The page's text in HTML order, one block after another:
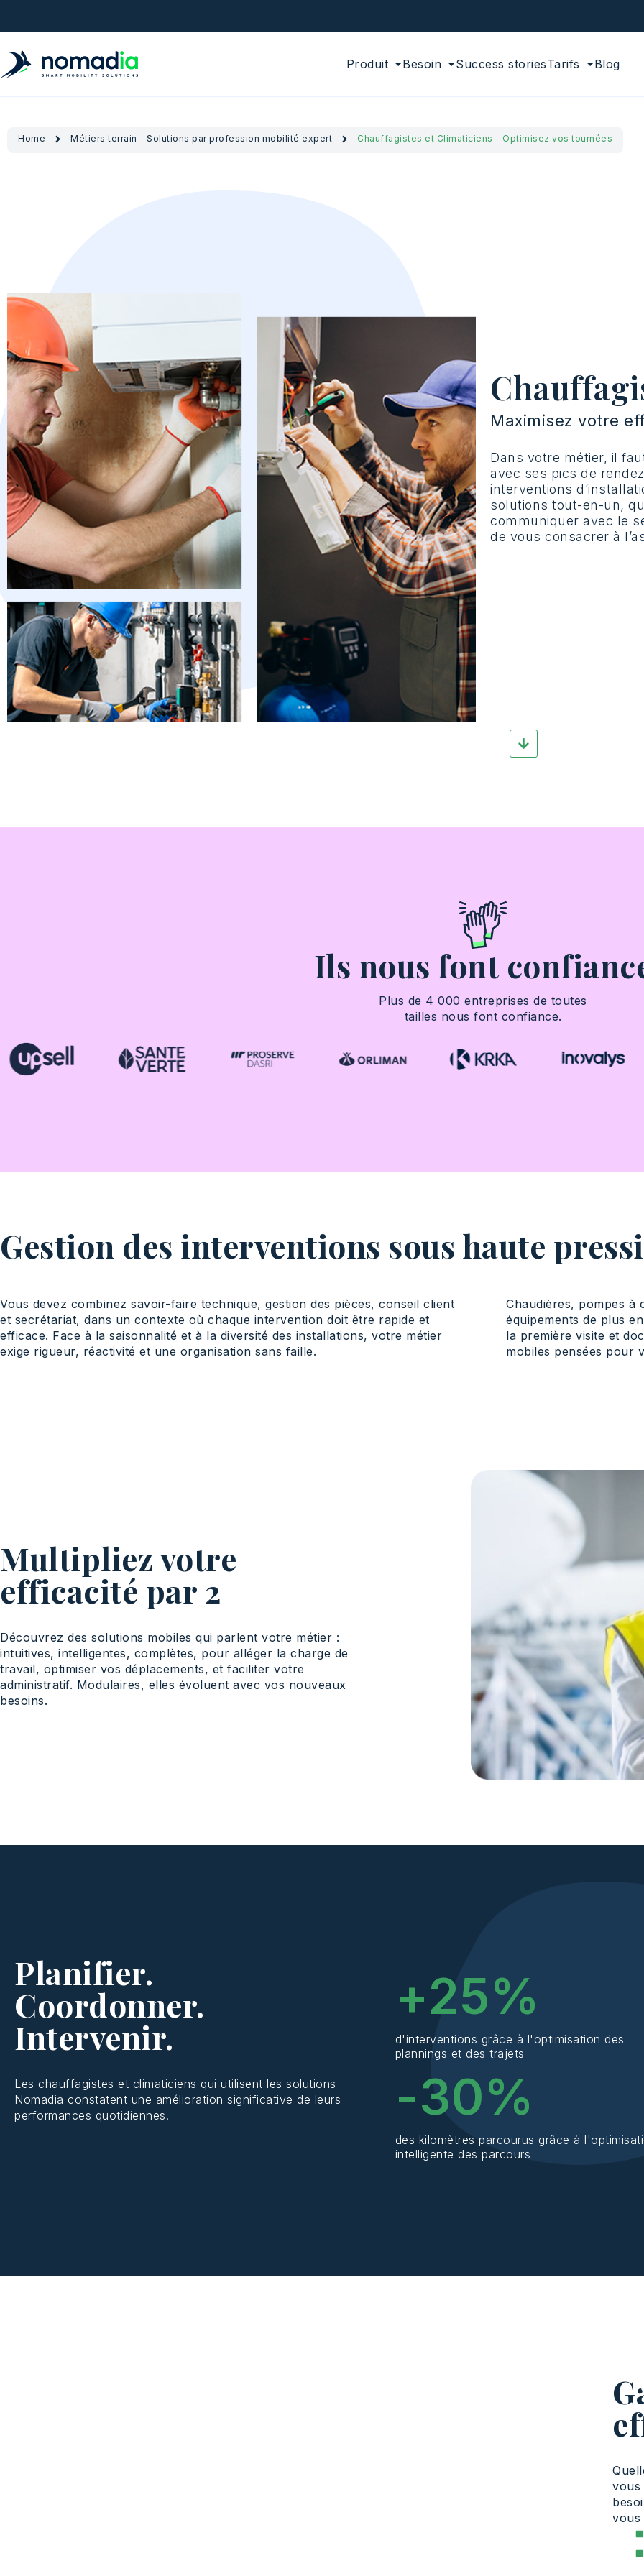
Produit Besoin Success storiesTarifs Blog
Home Métiers terrain – Solutions par profession mobilité expert Chauffagistes et Climaticiens – Optimisez vos tournées
Maximisez votre
Dans votre métier, il
avec ses pics de
interventions
solutions tout-en-un,
communiquer avec le
de vous consacrer à
Ils nous font
Plus de 4 000 entreprises de toutes
tailles nous font confiance.
Gestion des interventions sous haute
Vous devez combinez savoir-faire technique, gestion des pièces, conseil client
et secrétariat, dans un contexte où chaque intervention doit être rapide et
efficace. Face à la saisonnalité et à la diversité des installations, votre métier
exige rigueur, réactivité et une organisation sans faille.
Chaudières, pompes à
équipements de plus
la première visite et
mobiles pensées pour
Multipliez votre
efficacité par 2
Découvrez des solutions mobiles qui parlent votre métier :
intuitives, intelligentes, complètes, pour alléger la charge de
travail, optimiser vos déplacements, et faciliter votre
administratif. Modulaires, elles évoluent avec vos nouveaux
besoins.
Planifier.
Coordonner.
Intervenir.
Les chauffagistes et climaticiens qui utilisent les solutions
Nomadia constatent une amélioration significative de leurs
performances quotidiennes.
d'interventions grâce à l'optimisation des
plannings et des trajets
+25%
des kilomètres parcourus grâce à
intelligente des parcours
-30%
vous
vous